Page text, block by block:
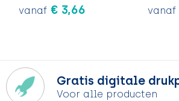
vanaf € 3,66 vanaf
Gratis digitale
Voor alle producten